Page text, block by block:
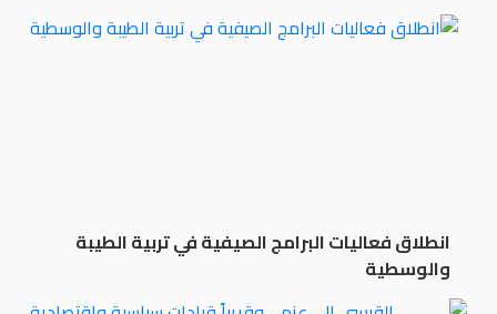
انطلاق فعاليات البرامج الصيفية في تربية الطيبة
والوسطية